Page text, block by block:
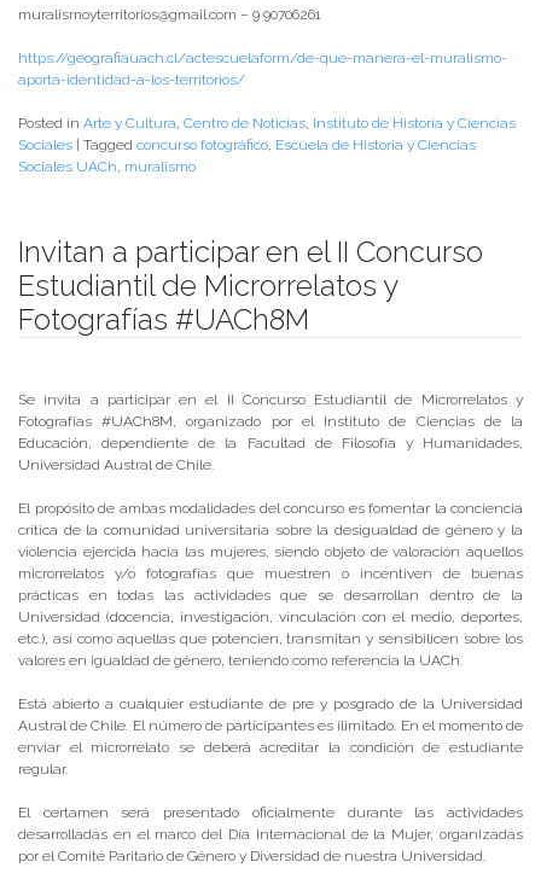
muralismoyterritorios@gmail.com – 9 90706261
https://geografiauach.cl/actescuelaform/de-que-manera-el-muralismo-
aporta-identidad-a-los-territorios/
Posted in Arte y Cultura, Centro de Noticias, Instituto de Historia y Ciencias
Sociales
Tagged concurso fotográfico, Escuela de Historia y Ciencias
Sociales UACh, muralismo
Invitan a participar en el II Concurso
Estudiantil de Microrrelatos y
Fotografías #UACh8M
Se invita a participar en el II Concurso Estudiantil de Microrrelatos y
Fotografías #UACh8M, organizado por el Instituto de Ciencias de la
Educación, dependiente de la Facultad de Filosofía y Humanidades,
Universidad Austral de Chile.
El propósito de ambas modalidades del concurso es fomentar la conciencia
crítica de la comunidad universitaria sobre la desigualdad de género y la
violencia ejercida hacia las mujeres, siendo objeto de valoración aquellos
microrrelatos y/o fotografías que muestren o incentiven de buenas
prácticas en todas las actividades que se desarrollan dentro de la
Universidad (docencia, investigación, vinculación con el medio, deportes,
etc.), así como aquellas que potencien, transmitan y sensibilicen sobre los
valores en igualdad de género, teniendo como referencia la UACh.
Está abierto a cualquier estudiante de pre y posgrado de la Universidad
Austral de Chile. El número de participantes es ilimitado. En el momento de
enviar el microrrelato se deberá acreditar la condición de estudiante
regular.
El certamen será presentado oficialmente durante las actividades
desarrolladas en el marco del Día Internacional de la Mujer, organizadas
por el Comité Paritario de Género y Diversidad de nuestra Universidad.